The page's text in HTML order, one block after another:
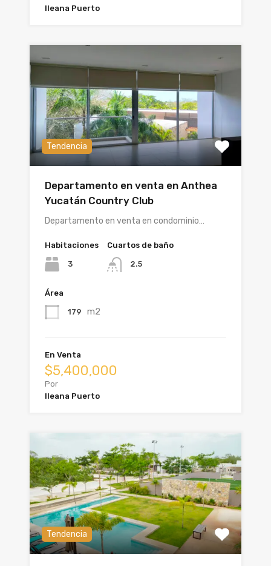
Ileana Puerto
Tendencia
Departamento en venta en Anthea
Yucatán Country Club
Departamento en venta en condominio…
Habitaciones
3
Cuartos de baño
2.5
Área
179 m2
En Venta
$5,400,000
Por
Ileana Puerto
Tendencia